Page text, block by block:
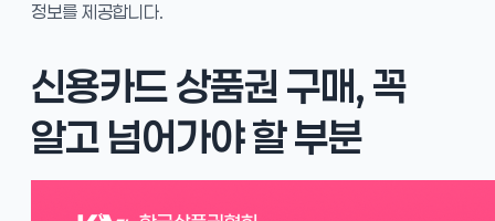
정보를 제공합니다.
신용카드 상품권 구매, 꼭
알고 넘어가야 할 부분